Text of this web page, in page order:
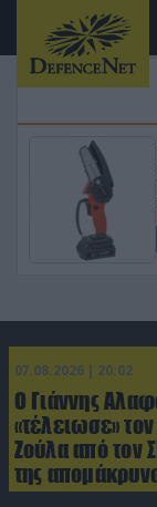
07.08.2026 | 20:02
Ο Γιάννης
«τέλειωσε»
Ζούλα από τον
της